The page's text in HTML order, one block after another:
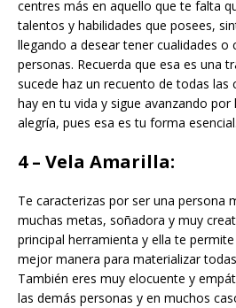
centres más en aquello que te falta
talentos y habilidades que posees,
llegando a desear tener cualidades o
personas. Recuerda que esa es una
sucede haz un recuento de todas las
hay en tu vida y sigue avanzando
alegría, pues esa es tu forma esencial.
4 – Vela Amarilla:
Te caracterizas por ser una persona
muchas metas, soñadora y muy
principal herramienta y ella te
mejor manera para materializar
También eres muy elocuente y
las demás personas y en muchos